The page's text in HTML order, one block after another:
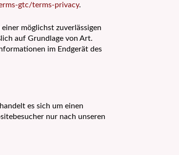
gtc/terms-privacy.
möglichst zuverlässigen
auf Grundlage von Art.
im Endgerät des
es sich um einen
nur nach unseren